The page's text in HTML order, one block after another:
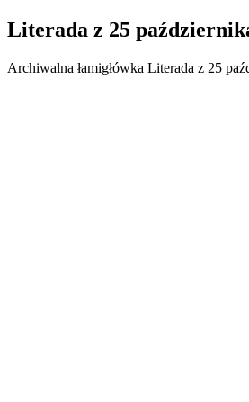
Literada z 25
Archiwalna łamigłówka Literada z 25